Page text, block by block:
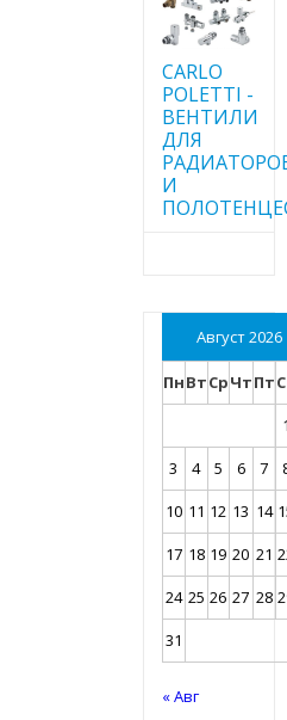
CARLO
POLETTI -
ВЕНТИЛИ
ДЛЯ
И
Август 2026
ПнВтСрЧтПт
3
4 5 6 7
10 11 12 13 14
17 18 19 20 21
24 25 26 27 28
31
« Авг